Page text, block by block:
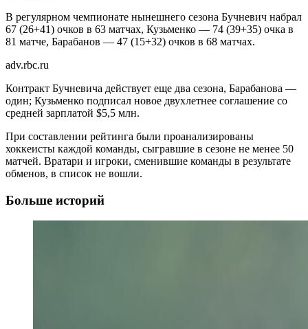
В регулярном чемпионате нынешнего сезона Бучневич набрал
67 (26+41) очков в 63 матчах, Кузьменко — 74 (39+35) очка в
81 матче, Барабанов — 47 (15+32) очков в 68 матчах.
adv.rbc.ru
Контракт Бучневича действует еще два сезона, Барабанова —
один; Кузьменко подписал новое двухлетнее соглашение со
средней зарплатой $5,5 млн.
При составлении рейтинга были проанализированы
хоккеисты каждой команды, сыгравшие в сезоне не менее 50
матчей. Вратари и игроки, сменившие команды в результате
обменов, в список не вошли.
Больше историй